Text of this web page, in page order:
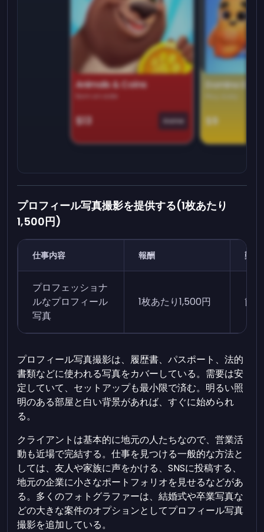
Animals & Coins
Earn on side
$13 Game
Domino
$9
プロフィール写真撮影を提供する(1枚あたり
1,500円)
仕事内容 報酬 難易
プロフェッショナ
ルなプロフィール
写真
1枚あたり1,500円 簡単
プロフィール写真撮影は、履歴書、パスポート、法的
書類などに使われる写真をカバーしている。需要は安
定していて、セットアップも最小限で済む。明るい照
明のある部屋と白い背景があれば、すぐに始められ
る。
クライアントは基本的に地元の人たちなので、営業活
動も近場で完結する。仕事を見つける一般的な方法と
しては、友人や家族に声をかける、SNSに投稿する、
地元の企業に小さなポートフォリオを見せるなどがあ
る。多くのフォトグラファーは、結婚式や卒業写真な
どの大きな案件のオプションとしてプロフィール写真
撮影を追加している。